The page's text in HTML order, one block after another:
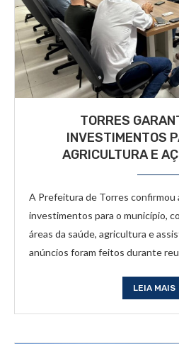
TORRES
INVESTIMENTOS
AGRICULTURA E
A Prefeitura de Torres confirmou
investimentos para o município,
áreas da saúde, agricultura e
anúncios foram feitos durante
LEIA MAIS